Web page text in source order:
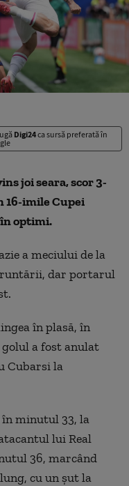
Digi24ca sursă preferată în
joi seara, scor 3-
16-imile Cupei
optimi.
a meciului de la
dar portarul
în plasă, în
a fost anulat
Cubarsi la
în minutul 33, la
lui Real
36, marcând
cu un şut la